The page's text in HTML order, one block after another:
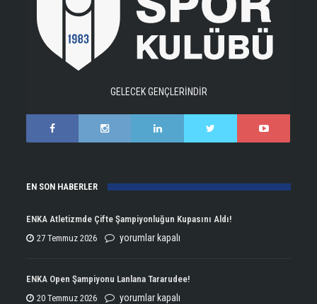
GELECEK GENÇLERİNDİR
EN SON HABERLER
ENKA Atletizmde Çifte Şampiyonluğun Kupasını Aldı!
27 Temmuz 2026
ENKA
Çifte
Şampiyonluğun
yorumlar kapalı
ENKA Open Şampiyonu Lanlana Tararudee!
20 Temmuz 2026
ENKA
yorumlar kapalı